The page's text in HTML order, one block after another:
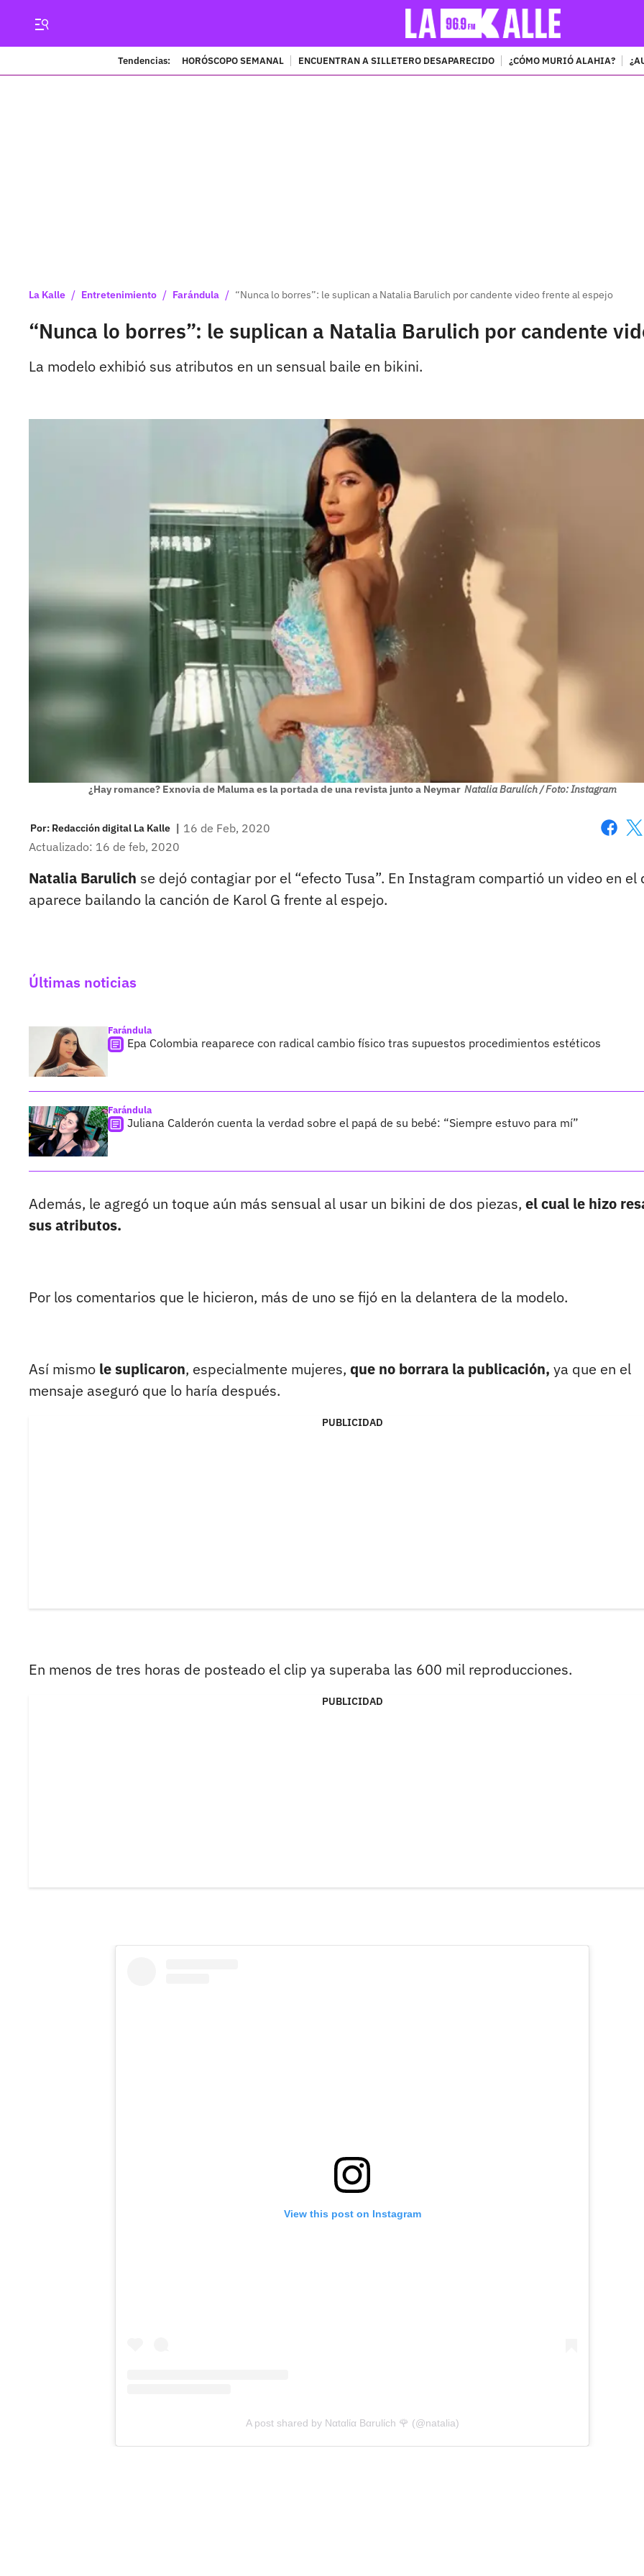
Tendencias: HORÓSCOPO SEMANAL ENCUENTRAN A SILLETERO DESAPARECIDO ¿CÓMO MURIÓ ALAHIA?
La Kalle / Entretenimiento / Farándula / “Nunca lo borres”: le suplican a Natalia Barulich por candente video frente al espejo
“Nunca lo borres”: le suplican a Natalia Barulich por candente
La modelo exhibió sus atributos en un sensual baile en bikini.
¿Hay romance? Exnovia de Maluma es la portada de una revista junto a Neymar Natalia Barulích / Foto: Instagram
Por: Redacción digital La Kalle | 16 de Feb, 2020
Actualizado: 16 de feb, 2020
Natalia Barulich se dejó contagiar por el “efecto Tusa”. En Instagram compartió un video en el
aparece bailando la canción de Karol G frente al espejo.
Últimas noticias
Farándula
Epa Colombia reaparece con radical cambio físico tras supuestos procedimientos estéticos
Farándula
Juliana Calderón cuenta la verdad sobre el papá de su bebé: “Siempre estuvo para mí”
Además, le agregó un toque aún más sensual al usar un bikini de dos piezas, el cual le hizo
sus atributos.
Por los comentarios que le hicieron, más de uno se fijó en la delantera de la modelo.
Así mismo le suplicaron, especialmente mujeres, que no borrara la publicación, ya que en el
mensaje aseguró que lo haría después.
PUBLICIDAD
En menos de tres horas de posteado el clip ya superaba las 600 mil reproducciones.
PUBLICIDAD
View this post on Instagram
A post shared by Ναtαlία Bαrulίch 🌹 (@natalia)